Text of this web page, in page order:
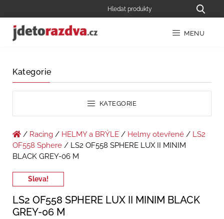
MENU
Kategorie
KATEGORIE
/ Racing / HELMY a BRÝLE / Helmy otevřené / LS2
OF558 Sphere / LS2 OF558 SPHERE LUX II MINIM
BLACK GREY-06 M
Sleva!
LS2 OF558 SPHERE LUX II MINIM BLACK
GREY-06 M